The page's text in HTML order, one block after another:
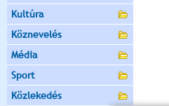
Kultúra
Köznevelés
Média
Sport
Közlekedés